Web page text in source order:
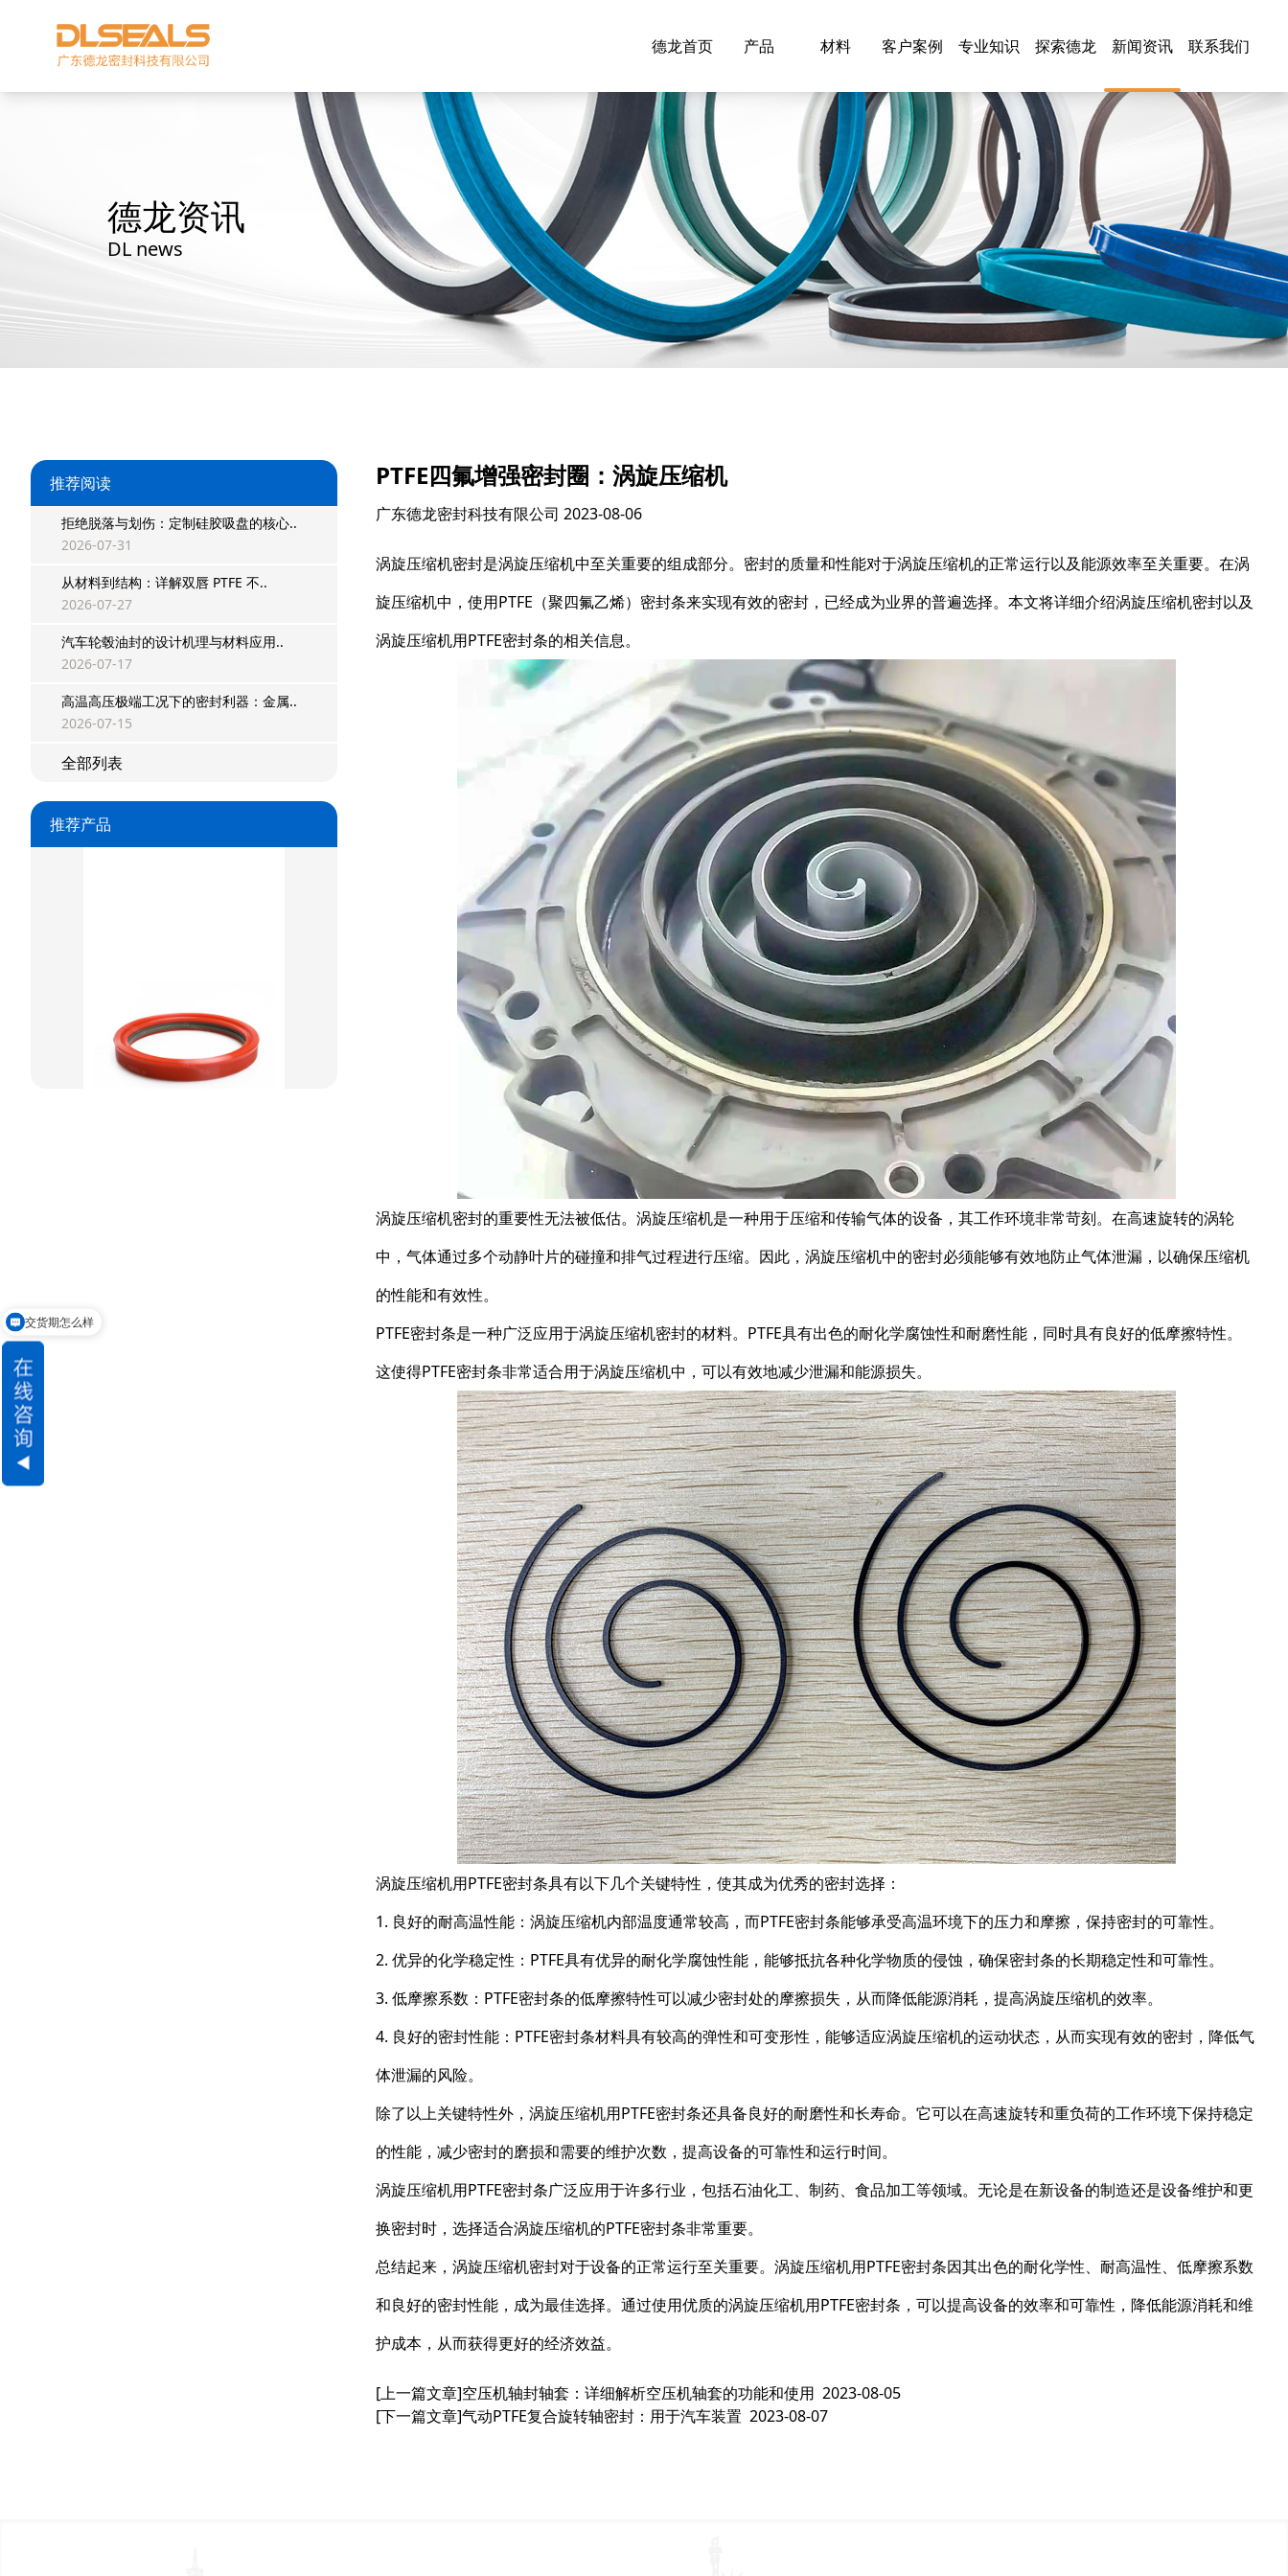
德龙首页 产品 材料 客户案例 专业知识 探索德龙 新闻资讯 联系我们
德龙资讯
DL news
推荐阅读
拒绝脱落与划伤：定制硅胶吸盘的核心..
2026-07-31
从材料到结构：详解双唇 PTFE 不..
2026-07-27
汽车轮毂油封的设计机理与材料应用..
2026-07-17
高温高压极端工况下的密封利器：金属..
2026-07-15
全部列表
推荐产品
星型双O组合
组合密封
重载阶梯组合
星型双O组合
阶梯组合封
PTFE四氟增强密封圈：涡旋压缩机
广东德龙密封科技有限公司 2023-08-06
涡旋压缩机密封是涡旋压缩机中至关重要的组成部分。密封的质量和性能对于涡旋压缩机的正常运行以及能源效率至关重要。在涡
旋压缩机中，使用PTFE（聚四氟乙烯）密封条来实现有效的密封，已经成为业界的普遍选择。本文将详细介绍涡旋压缩机密封以及
涡旋压缩机用PTFE密封条的相关信息。
涡旋压缩机密封的重要性无法被低估。涡旋压缩机是一种用于压缩和传输气体的设备，其工作环境非常苛刻。在高速旋转的涡轮
中，气体通过多个动静叶片的碰撞和排气过程进行压缩。因此，涡旋压缩机中的密封必须能够有效地防止气体泄漏，以确保压缩机
的性能和有效性。
PTFE密封条是一种广泛应用于涡旋压缩机密封的材料。PTFE具有出色的耐化学腐蚀性和耐磨性能，同时具有良好的低摩擦特性。
这使得PTFE密封条非常适合用于涡旋压缩机中，可以有效地减少泄漏和能源损失。
涡旋压缩机用PTFE密封条具有以下几个关键特性，使其成为优秀的密封选择：
1. 良好的耐高温性能：涡旋压缩机内部温度通常较高，而PTFE密封条能够承受高温环境下的压力和摩擦，保持密封的可靠性。
2. 优异的化学稳定性：PTFE具有优异的耐化学腐蚀性能，能够抵抗各种化学物质的侵蚀，确保密封条的长期稳定性和可靠性。
3. 低摩擦系数：PTFE密封条的低摩擦特性可以减少密封处的摩擦损失，从而降低能源消耗，提高涡旋压缩机的效率。
4. 良好的密封性能：PTFE密封条材料具有较高的弹性和可变形性，能够适应涡旋压缩机的运动状态，从而实现有效的密封，降低气
体泄漏的风险。
除了以上关键特性外，涡旋压缩机用PTFE密封条还具备良好的耐磨性和长寿命。它可以在高速旋转和重负荷的工作环境下保持稳定
的性能，减少密封的磨损和需要的维护次数，提高设备的可靠性和运行时间。
涡旋压缩机用PTFE密封条广泛应用于许多行业，包括石油化工、制药、食品加工等领域。无论是在新设备的制造还是设备维护和更
换密封时，选择适合涡旋压缩机的PTFE密封条非常重要。
总结起来，涡旋压缩机密封对于设备的正常运行至关重要。涡旋压缩机用PTFE密封条因其出色的耐化学性、耐高温性、低摩擦系数
和良好的密封性能，成为最佳选择。通过使用优质的涡旋压缩机用PTFE密封条，可以提高设备的效率和可靠性，降低能源消耗和维
护成本，从而获得更好的经济效益。
[上一篇文章]空压机轴封轴套：详细解析空压机轴套的功能和使用 2023-08-05
[下一篇文章]气动PTFE复合旋转轴密封：用于汽车装置 2023-08-07
交货期怎么样